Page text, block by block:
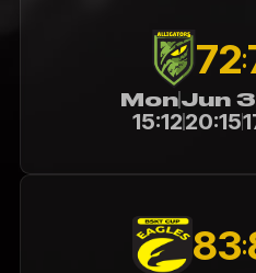
72:
MonJun
15:1220:15
83: